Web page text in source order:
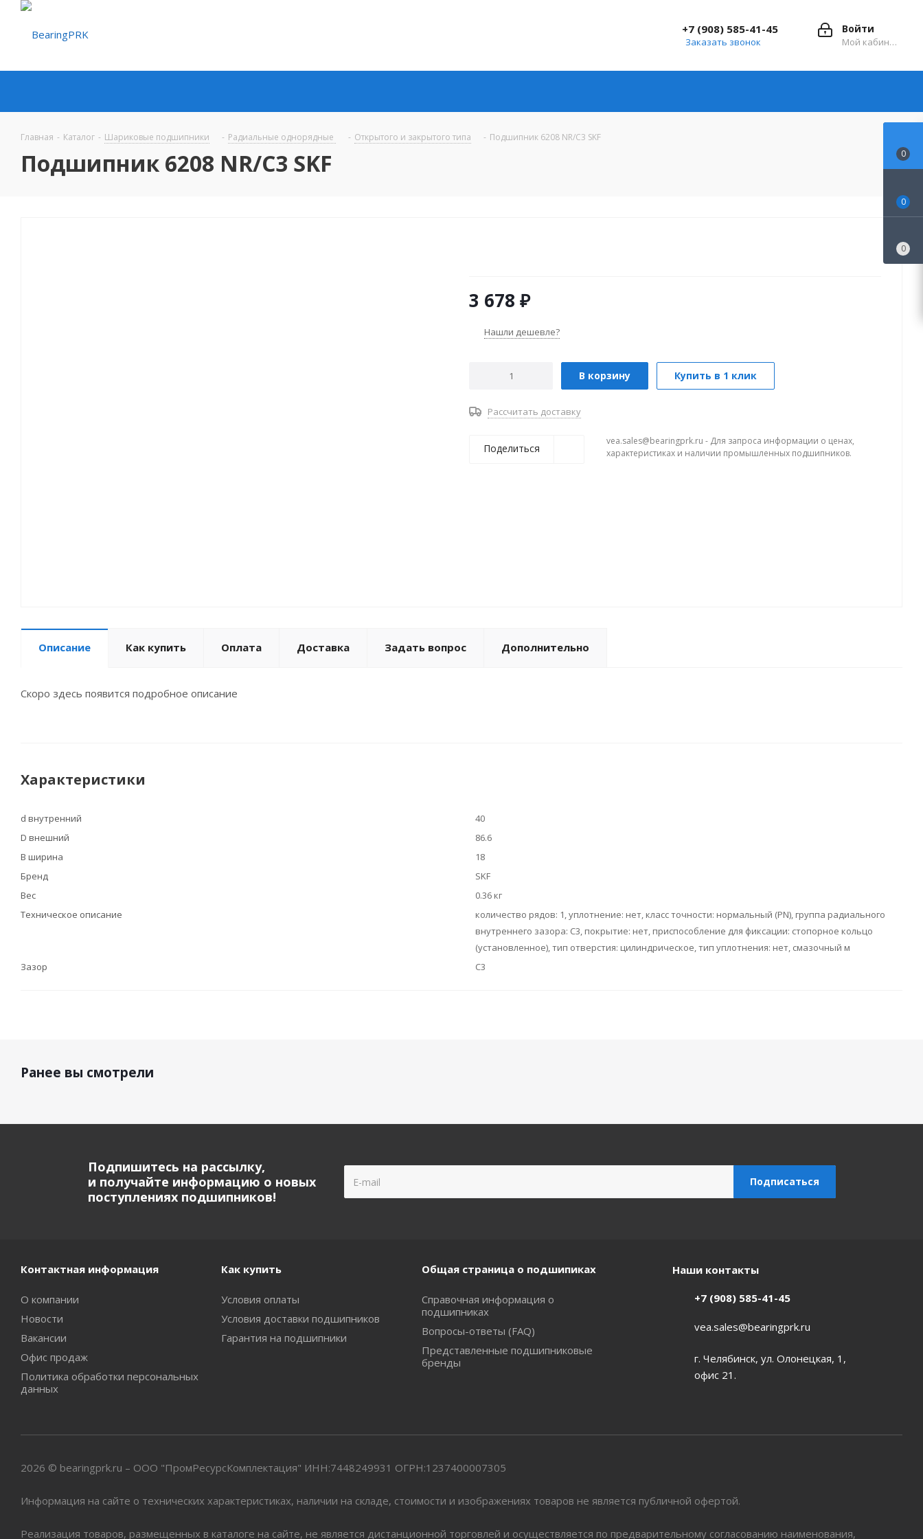
Войти
Мой кабинет
+7 (908) 585-41-45
Заказать звонок
Главная - Каталог - Шариковые подшипники - Радиальные однорядные - Открытого и закрытого типа - Подшипник 6208 NR/C3 SKF
Подшипник 6208 NR/C3 SKF
3 678 ₽
Нашли дешевле?
В корзину Купить в 1 клик
Рассчитать доставку
Поделиться
vea.sales@bearingprk.ru - Для запроса информации о ценах,
характеристиках и наличии промышленных подшипников.
Описание Как купить Оплата Доставка Задать вопрос Дополнительно
Скоро здесь появится подробное описание
Характеристики
d внутренний
40
D внешний
86.6
B ширина
18
Бренд
SKF
Вес
0.36 кг
Техническое описание
количество рядов: 1, уплотнение: нет, класс точности: нормальный (PN), группа радиального
внутреннего зазора: C3, покрытие: нет, приспособление для фиксации: стопорное кольцо
(установленное), тип отверстия: цилиндрическое, тип уплотнения: нет, смазочный м
Зазор
C3
Ранее вы смотрели
Подпишитесь на рассылку,
и получайте информацию о новых
поступлениях подшипников!
Контактная информация
О компании
Новости
Вакансии
Офис продаж
Политика обработки персональных
данных
Как купить
Условия оплаты
Условия доставки подшипников
Гарантия на подшипники
Общая страница о подшипиках
Справочная информация о
подшипниках
Вопросы-ответы (FAQ)
Представленные подшипниковые
бренды
Наши контакты
+7 (908) 585-41-45
vea.sales@bearingprk.ru
г. Челябинск, ул. Олонецкая, 1,
офис 21.
2026 © bearingprk.ru – ООО "ПромРесурсКомплектация" ИНН:7448249931 ОГРН:1237400007305
Информация на сайте о технических характеристиках, наличии на складе, стоимости и изображениях товаров не является публичной офертой.
Реализация товаров, размещенных в каталоге на сайте, не является дистанционной торговлей и осуществляется по предварительному согласованию наименования,
0
0
0